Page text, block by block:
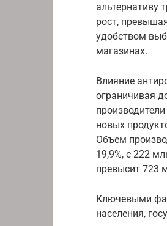
альтернативу
рост,
удобством
магазинах.
Влияние
ограничивая
новых
Объем
19,9%, с 222
превысит 723
Ключевыми
населения,